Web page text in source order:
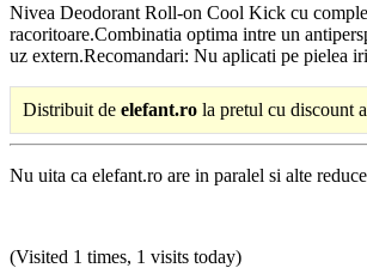
Nivea Deodorant Roll-on Cool Kick cu
racoritoare.Combinatia optima intre un
uz extern.Recomandari: Nu aplicati pe pielea
Distribuit de elefant.ro la pretul cu discount
Nu uita ca elefant.ro are in paralel si alte
(Visited 1 times, 1 visits today)